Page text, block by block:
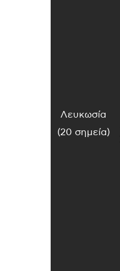
Λευκωσία
(20 σημεία)